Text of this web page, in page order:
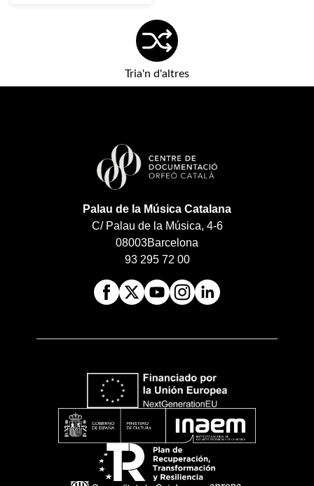
Tria'n d'altres
Palau de la Música Catalana
C/ Palau de la Música, 4-6
08003Barcelona
93 295 72 00